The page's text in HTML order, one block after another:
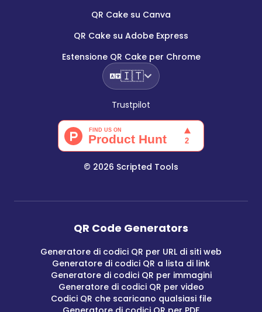
QR Cake su Canva
QR Cake su Adobe Express
Estensione QR Cake per Chrome
🇮🇹
Trustpilot
© 2026 Scripted Tools
QR Code Generators
Generatore di codici QR per URL di siti web
Generatore di codici QR a lista di link
Generatore di codici QR per immagini
Generatore di codici QR per video
Codici QR che scaricano qualsiasi file